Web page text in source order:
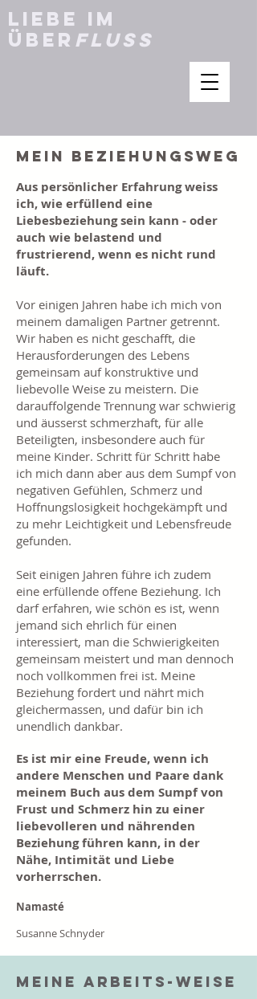
Liebe im
Über fluss
Mein beziehungsweg
Aus persönlicher Erfahrung weiss
ich, wie erfüllend eine
Liebesbeziehung sein kann - oder
auch wie belastend und
frustrierend, wenn es nicht rund
läuft.
Vor einigen Jahren habe ich mich von
meinem damaligen Partner getrennt.
Wir haben es nicht geschafft, die
Herausforderungen des Lebens
gemeinsam auf konstruktive und
liebevolle Weise zu meistern. Die
darauffolgende Trennung war schwierig
und äusserst schmerzhaft, für alle
Beteiligten, insbesondere auch für
meine Kinder. Schritt für Schritt habe
ich mich dann aber aus dem Sumpf von
negativen Gefühlen, Schmerz und
Hoffnungslosigkeit hochgekämpft und
zu mehr Leichtigkeit und Lebensfreude
gefunden.
Seit einigen Jahren führe ich zudem
eine erfüllende offene Beziehung. Ich
darf erfahren, wie schön es ist, wenn
jemand sich ehrlich für einen
interessiert, man die Schwierigkeiten
gemeinsam meistert und man dennoch
noch vollkommen frei ist. Meine
Beziehung fordert und nährt mich
gleichermassen, und dafür bin ich
unendlich dankbar.
Es ist mir eine Freude, wenn ich
andere Menschen und Paare dank
meinem Buch aus dem Sumpf von
Frust und Schmerz hin zu einer
liebevolleren und nährenden
Beziehung führen kann, in der
Nähe, Intimität und Liebe
vorherrschen.
Namasté
Susanne Schnyder
MEINE ARBEITS-WEISE